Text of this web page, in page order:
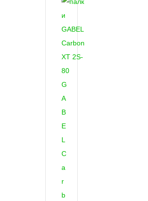
G
A
B
E
L
C
a
r
b